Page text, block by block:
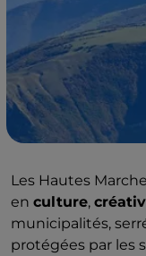
Les Hautes
en culture,
municipalités,
protégées par les